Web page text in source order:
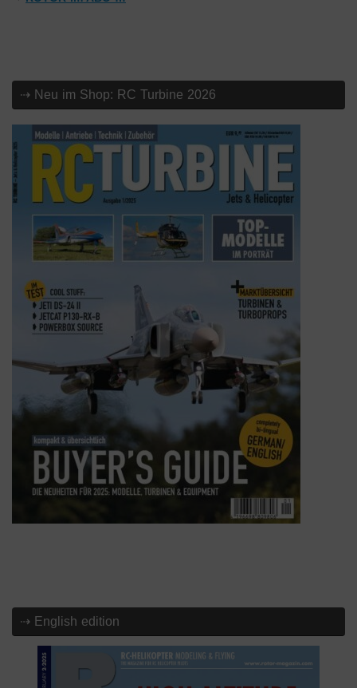
⇢ Neu im Shop: RC Turbine 2026
⇢ English edition